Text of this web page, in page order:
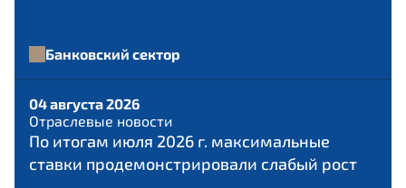
Банковский сектор
04 августа 2026
Отраслевые новости
По итогам июля 2026 г. максимальные
ставки продемонстрировали слабый рост